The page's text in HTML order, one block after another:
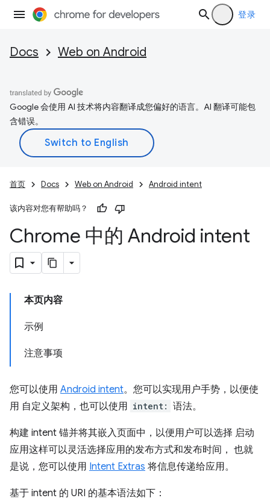
登录
Docs Web on Android
Google 会使用 AI 技术将内容翻译成您偏好的语言。AI 翻译可能包
含错误。
首页 Docs Web on Android Android intent
该内容对您有帮助吗？
Chrome 中的 Android intent
本页内容
示例
注意事项
您可以使用 Android intent。您可以实现用户手势，以便使
用 自定义架构，也可以使用 intent: 语法。
构建 intent 锚并将其嵌入页面中，以便用户可以选择 启动
应用这样可以灵活选择应用的发布方式和发布时间， 也就
是说，您可以使用 Intent Extras 将信息传递给应用。
基于 intent 的 URI 的基本语法如下：